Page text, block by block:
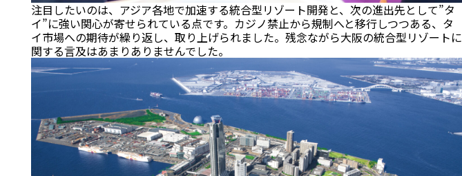
注目したいのは、アジア各地で加速する統合型リゾート開発と、次の進出先として”タ
イ”に強い関心が寄せられている点です。カジノ禁止から規制へと移行しつつある、タ
イ市場への期待が繰り返し、取り上げられました。残念ながら大阪の統合型リゾートに
関する言及はあまりありませんでした。